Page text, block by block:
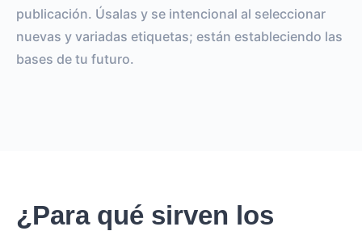
publicación. Úsalas y se intencional al seleccionar
nuevas y variadas etiquetas; están estableciendo las
bases de tu futuro.
¿Para qué sirven los